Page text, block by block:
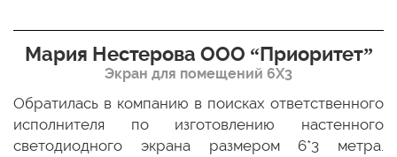
Мария Нестерова ООО “Приоритет”
Экран для помещений 6Х3
Обратилась в компанию в поисках ответственного
исполнителя по изготовлению настенного
светодиодного экрана размером 6*3 метра.